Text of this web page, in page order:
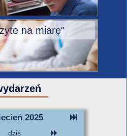
na miarę"
2025
dziś